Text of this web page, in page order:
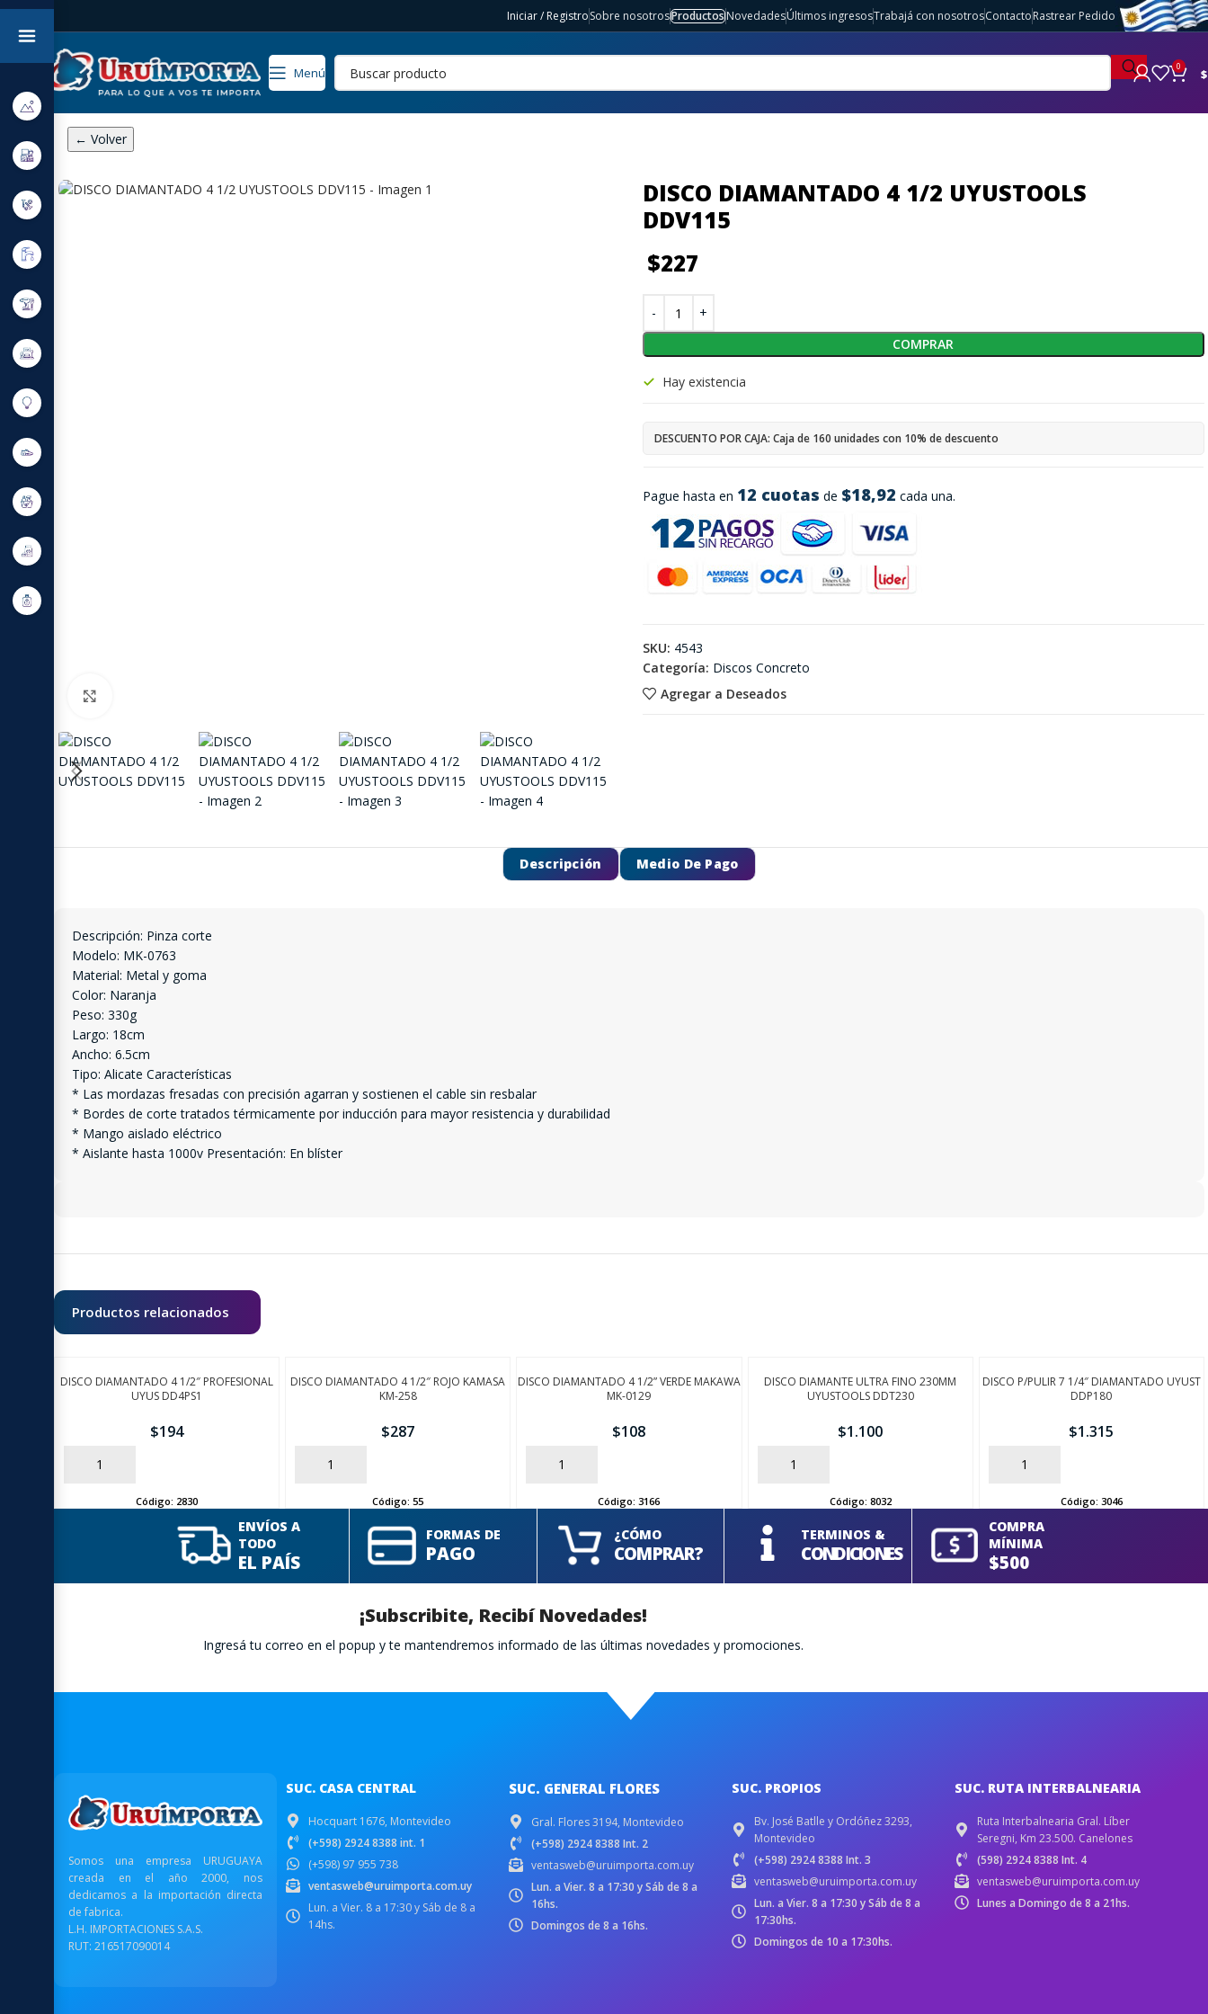
Iniciar / RegistroSobre nosotrosProductosNovedadesÚltimos ingresosTrabajá con nosotrosContactoRastrear Pedido
Menú 0 $
← Volver
DISCO DIAMANTADO 4 1/2 UYUSTOOLS
DDV115
$227
Pague hasta en 12 cuotas de $18,92 cada una.
Hay existencia
DESCUENTO POR CAJA: Caja de 160 unidades con 10% de descuento
COMPRAR
Agregar a Deseados
SKU: 4543
Categoría: Discos Concreto
Descripción Medio De Pago
Descripción: Pinza corte
Modelo: MK-0763
Material: Metal y goma
Color: Naranja
Peso: 330g
Largo: 18cm
Ancho: 6.5cm
Tipo: Alicate Características
* Las mordazas fresadas con precisión agarran y sostienen el cable sin resbalar
* Bordes de corte tratados térmicamente por inducción para mayor resistencia y durabilidad
* Mango aislado eléctrico
* Aislante hasta 1000v Presentación: En blíster
Productos relacionados
DISCO DIAMANTADO 4 1/2″ PROFESIONAL
UYUS DD4PS1
$194
AÑADIR
Código: 2830
DISCO DIAMANTADO 4 1/2″ ROJO KAMASA
KM-258
$287
AÑADIR
Código:55
DISCO DIAMANTADO 4 1/2” VERDE MAKAWA
MK-0129
$108
AÑADIR
Código:3166
DISCO DIAMANTE ULTRA FINO 230MM
UYUSTOOLS DDT230
$1.100
AÑADIR
Código: 8032
DISCO P/PULIR 7 1/4″ DIAMANTADO UYUST
DDP180
$1.315
AÑADIR
Código: 3046
ENVÍOS A
TODO
EL PAÍS
FORMAS DE
PAGO
¿CÓMO
COMPRAR?
TERMINOS &
CONDICIONES
COMPRA
MÍNIMA
$500
¡Subscribite, Recibí Novedades!
Ingresá tu correo en el popup y te mantendremos informado de las últimas novedades y promociones.
Somos una empresa URUGUAYA
creada en el año 2000, nos
dedicamos a la importación directa
de fabrica.
L.H. IMPORTACIONES S.A.S.
RUT: 216517090014
SUC. CASA CENTRAL
Hocquart 1676, Montevideo
(+598) 2924 8388 int. 1
(+598) 97 955 738
ventasweb@uruimporta.com.uy
Lun. a Vier. 8 a 17:30 y Sáb de 8 a
14hs.
SUC. GENERAL FLORES
Gral. Flores 3194, Montevideo
(+598) 2924 8388 Int. 2
ventasweb@uruimporta.com.uy
Lun. a Vier. 8 a 17:30 y Sáb de 8 a
16hs.
Domingos de 8 a 16hs.
SUC. PROPIOS
Bv. José Batlle y Ordóñez 3293,
Montevideo
(+598) 2924 8388 Int. 3
ventasweb@uruimporta.com.uy
Lun. a Vier. 8 a 17:30 y Sáb de 8 a
17:30hs.
Domingos de 10 a 17:30hs.
SUC. RUTA INTERBALNEARIA
Ruta Interbalnearia Gral. Líber
Seregni, Km 23.500. Canelones
(598) 2924 8388 Int. 4
ventasweb@uruimporta.com.uy
Lunes a Domingo de 8 a 21hs.
SEGUÍ COMPRANDO